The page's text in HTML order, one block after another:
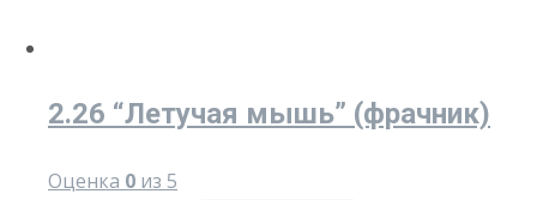
2.26 “Летучая мышь” (фрачник)
Оценка 0 из 5